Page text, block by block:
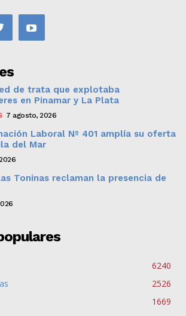
de trata que explotaba
en Pinamar y La Plata
7 agosto, 2026
Laboral Nº 401 amplía su oferta
del Mar
Toninas reclaman la presencia de
6240
2526
1669